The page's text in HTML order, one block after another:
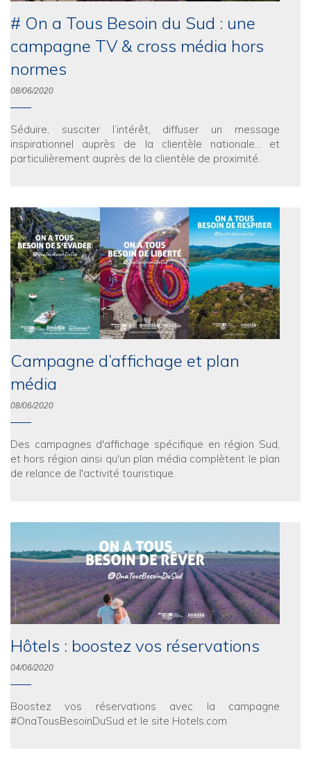
# On a Tous Besoin du Sud : une
campagne TV & cross média hors
normes
08/06/2020
Séduire, susciter l’intérêt, diffuser un message
inspirationnel auprès de la clientèle nationale… et
particulièrement auprès de la clientèle de proximité.
Campagne d’affichage et plan
média
08/06/2020
Des campagnes d'affichage spécifique en région Sud,
et hors région ainsi qu'un plan média complètent le plan
de relance de l'activité touristique.
Hôtels : boostez vos réservations
04/06/2020
Boostez vos réservations avec la campagne
#OnaTousBesoinDuSud et le site Hotels.com